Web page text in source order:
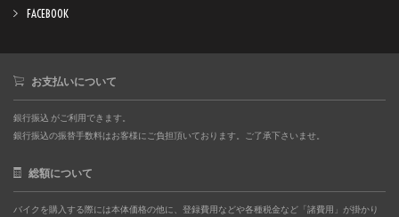
FACEBOOK
お支払いについて
銀行振込 がご利用できます。
銀行振込の振替手数料はお客様にご負担頂いております。ご了承下さいませ。
総額について
バイクを購入する際には本体価格の他に、登録費用などや各種税金など「諸費用」が掛かり